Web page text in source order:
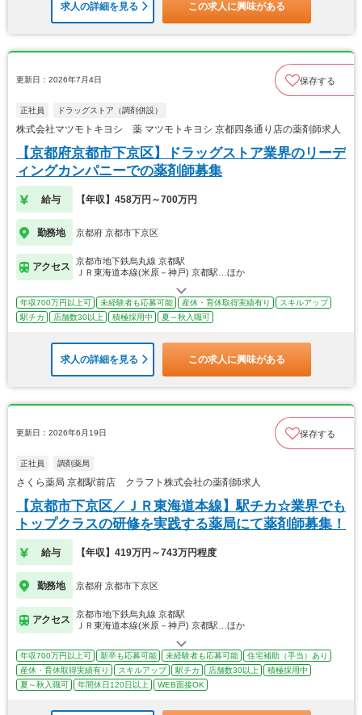
求人の詳細を見る この求人に興味がある
更新日：2026年7月4日 保存する
正社員 ドラッグストア（調剤併設）
株式会社マツモトキヨシ 薬 マツモトキヨシ 京都四条通り店の薬剤師求人
【京都府京都市下京区】ドラッグストア業界のリーデ
ィングカンパニーでの薬剤師募集
給与 【年収】458万円～700万円
勤務地 京都府 京都市下京区
アクセス
京都市地下鉄烏丸線 京都駅
ＪＲ東海道本線(米原－神戸) 京都駅…ほか
年収700万円以上可 未経験者も応募可能 産休・育休取得実績有り
スキルアップ
駅チカ
店舗数30以上 積極採用中 夏～秋入職可
求人の詳細を見る この求人に興味がある
更新日：2026年6月19日 保存する
正社員 調剤薬局
さくら薬局 京都駅前店 クラフト株式会社の薬剤師求人
【京都市下京区／ＪＲ東海道本線】駅チカ☆業界でも
トップクラスの研修を実践する薬局にて薬剤師募集！
給与 【年収】419万円～743万円程度
勤務地 京都府 京都市下京区
アクセス
京都市地下鉄烏丸線 京都駅
ＪＲ東海道本線(米原－神戸) 京都駅…ほか
年収700万円以上可 新卒も応募可能 未経験者も応募可能
住宅補助（手当）あり
産休・育休取得実績有り
スキルアップ 駅チカ 店舗数30以上
積極採用中
夏～秋入職可
年間休日120日以上 WEB面接OK